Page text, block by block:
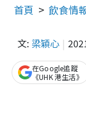
首頁 飲食情
文: 梁穎心
在Google追蹤
《UHK 港生活》